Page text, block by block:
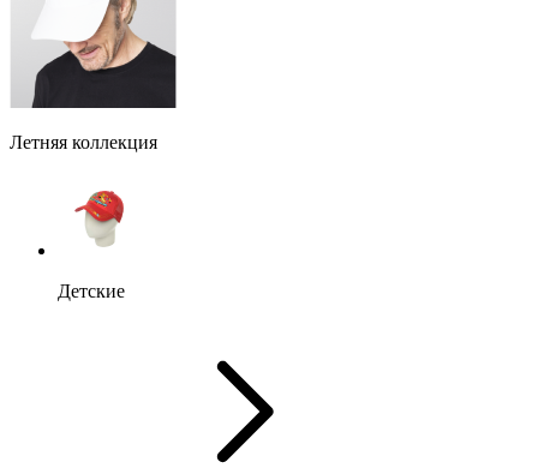
Летняя коллекция
Детские